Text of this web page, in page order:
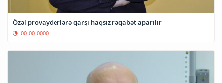
Özəl provayderlərə qarşı haqsız rəqabət aparılır
00-00-0000